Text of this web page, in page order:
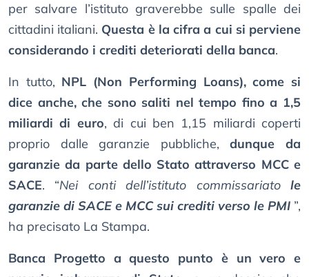
per salvare l’istituto graverebbe sulle spalle dei
cittadini italiani. Questa è la cifra a cui si perviene
considerando i crediti deteriorati della banca.
In tutto, NPL (Non Performing Loans), come si
dice anche, che sono saliti nel tempo fino a 1,5
miliardi di euro, di cui ben 1,15 miliardi coperti
proprio dalle garanzie pubbliche,dunque da
garanzie da parte dello Stato attraverso MCC e
SACE. “Nei conti dell’istituto commissariatole
garanzie di SACE e MCC sui crediti verso le PMI ”,
ha precisato La Stampa.
Banca Progetto a questo punto è un vero e